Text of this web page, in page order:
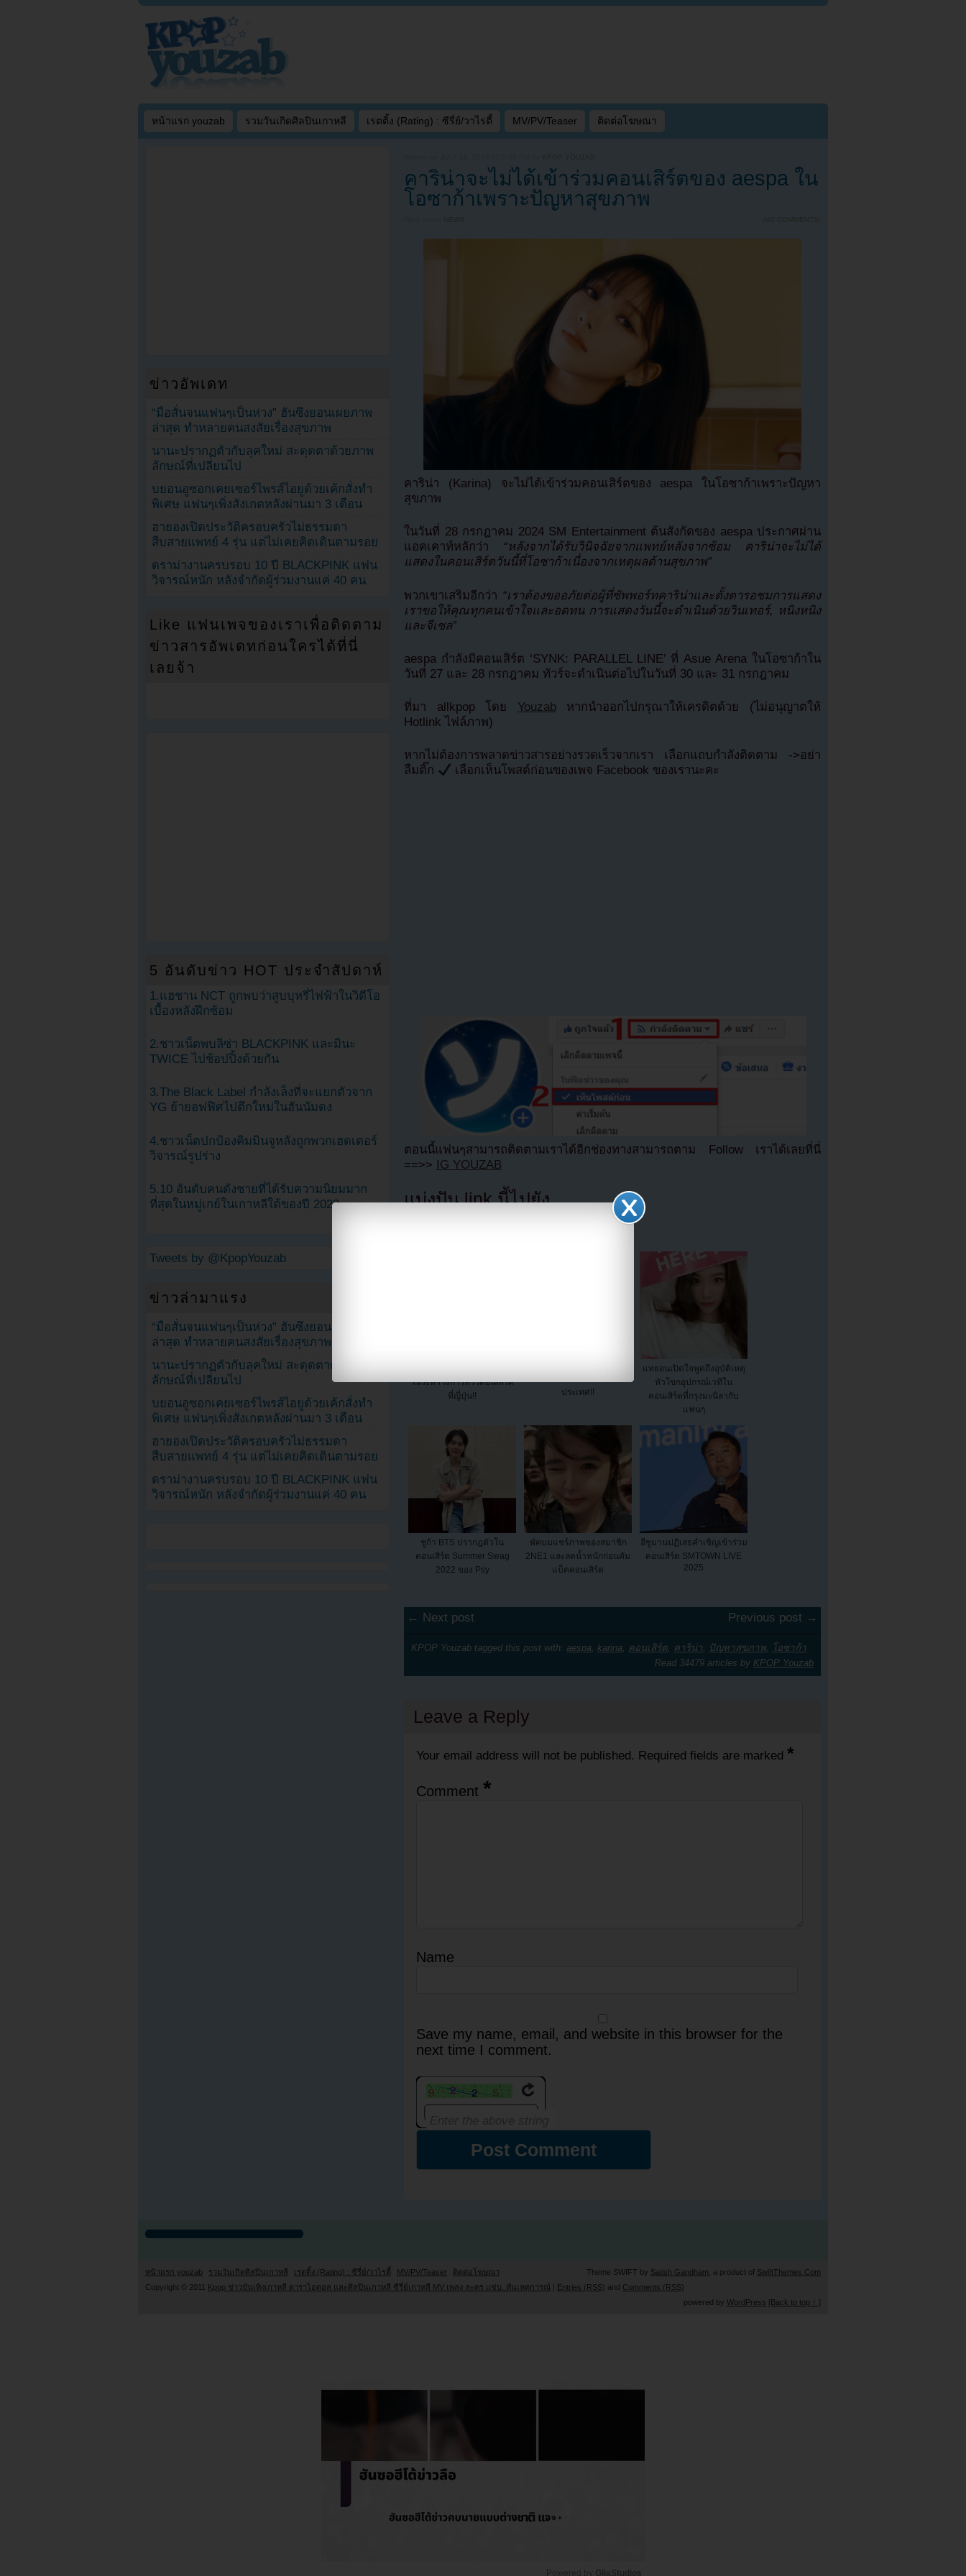
หน้าแรก youzab รวมวันเกิดศิลปินเกาหลี เรตติ้ง (Rating) : ซีรี่ย์/วาไรตี้ MV/PV/Teaser ติดต่อโฆษณา
KPOP YOUZAB
คาริน่าจะไม่ได้เข้าร่วมคอนเสิร์ตของ aespa ใน
โอซาก้าเพราะปัญหาสุขภาพ
NEWS NO COMMENTS
คาริน่า (Karina) จะไม่ได้เข้าร่วมคอนเสิร์ตของ aespa ในโอซาก้าเพราะปัญหา
สุขภาพ
ในวันที่ 28 กรกฎาคม 2024 SM Entertainment ต้นสังกัดของ aespa ประกาศผ่าน
แอคเคาท์หลักว่า “หลังจากได้รับวินิจฉัยจากแพทย์หลังจากซ้อม คาริน่าจะไม่ได้
แสดงในคอนเสิร์ตวันนี้ที่โอซาก้าเนื่องจากเหตุผลด้านสุขภาพ”
พวกเขาเสริมอีกว่า “เราต้องขออภัยต่อผู้ที่ซัพพอร์ทคาริน่าและตั้งตารอชมการแสดง
เราขอให้คุณทุกคนเข้าใจและอดทน การแสดงวันนี้จะดำเนินด้วยวินเทอร์, หนิงหนิง
และจีเซล”
aespa กำลังมีคอนเสิร์ต ‘SYNK: PARALLEL LINE’ ที่ Asue Arena ในโอซาก้าใน
วันที่ 27 และ 28 กรกฎาคม ทัวร์จะดำเนินต่อไปในวันที่ 30 และ 31 กรกฎาคม
ที่มา allkpop โดย Youzabหากนำออกไปกรุณาให้เครดิตด้วย (ไม่อนุญาตให้
Hotlink ไฟล์ภาพ)
หากไม่ต้องการพลาดข่าวสารอย่างรวดเร็วจากเรา เลือกแถบกำลังติดตาม ->อย่า
ลืมติ๊ก
เลือกเห็นโพสต์ก่อนของเพจ Facebook ของเรานะคะ
ตอนนี้แฟนๆสามารถติดตามเราได้อีกช่องทางสามารถตาม Follow เราได้เลยที่นี่
==>> IG YOUZAB
แบ่งปัน link นี้ไปยัง
ในระหว่างการทัวร์คอนเสิร์ต
ที่ญี่ปุ่น!!
ประเทศ!!
แทยอนเปิดใจพูดถึงอุบัติเหตุ
หัวโขกอุปกรณ์เวทีใน
คอนเสิร์ตที่กรุงมะนิลากับ
แฟนๆ
ชูก้า BTS ปรากฎตัวใน
คอนเสิร์ต Summer Swag
2022 ของ Psy
พัคบมแชร์ภาพของสมาชิก
2NE1 และลดน้ำหนักก่อนคัม
แบ็คคอนเสิร์ต
อีซูมานปฏิเสธคำเชิญเข้าร่วม
คอนเสิร์ต SMTOWN LIVE
2025
← Next post Previous post →
KPOP Youzab tagged this post with: aespa, karina, คอนเสิร์ต, คาริน่า, ปัญหาสุขภาพ, โอซาก้า
Read 34479 articles by KPOP Youzab
Leave a Reply
Your email address will not be published. Required fields are marked *
Comment *
Name
Save my name, email, and website in this browser for the
next time I comment.
ข่าวอัพเดท
“มือสั่นจนแฟนๆเป็นห่วง” ฮันซึงยอนเผยภาพ
ล่าสุด ทำหลายคนสงสัยเรื่องสุขภาพ
นานะปรากฏตัวกับลุคใหม่ สะดุดตาด้วยภาพ
ลักษณ์ที่เปลี่ยนไป
บยอนอูซอกเคยเซอร์ไพรส์ไอยูด้วยเค้กสั่งทำ
พิเศษ แฟนๆเพิ่งสังเกตหลังผ่านมา 3 เดือน
ฮายองเปิดประวัติครอบครัวไม่ธรรมดา
สืบสายแพทย์ 4 รุ่น แต่ไม่เคยคิดเดินตามรอย
ดราม่างานครบรอบ 10 ปี BLACKPINK แฟน
วิจารณ์หนัก หลังจำกัดผู้ร่วมงานแค่ 40 คน
Like แฟนเพจของเราเพื่อติดตาม
ข่าวสารอัพเดทก่อนใครได้ที่นี่
เลยจ้า
5 อันดับข่าว HOT ประจำสัปดาห์
1.แฮชาน NCT ถูกพบว่าสูบบุหรี่ไฟฟ้าในวิดีโอ
เบื้องหลังฝึกซ้อม
2.ชาวเน็ตพบลิซ่า BLACKPINK และมินะ
TWICE ไปช้อปปิ้งด้วยกัน
3.The Black Label กำลังเล็งที่จะแยกตัวจาก
YG ย้ายอฟฟิศไปตึกใหม่ในฮันนัมดง
4.ชาวเน็ตปกป้องคิมมินจูหลังถูกพวกเฮดเตอร์
วิจารณ์รูปร่าง
5.10 อันดับคนดังชายที่ได้รับความนิยมมาก
ที่สุดในหมู่เกย์ในเกาหลีใต้ของปี 2023
Tweets by @KpopYouzab
ข่าวล่ามาแรง
“มือสั่นจนแฟนๆเป็นห่วง” ฮันซึงยอนเผยภาพ
ล่าสุด ทำหลายคนสงสัยเรื่องสุขภาพ
นานะปรากฏตัวกับลุคใหม่ สะดุดตาด้วยภาพ
ลักษณ์ที่เปลี่ยนไป
บยอนอูซอกเคยเซอร์ไพรส์ไอยูด้วยเค้กสั่งทำ
พิเศษ แฟนๆเพิ่งสังเกตหลังผ่านมา 3 เดือน
ฮายองเปิดประวัติครอบครัวไม่ธรรมดา
สืบสายแพทย์ 4 รุ่น แต่ไม่เคยคิดเดินตามรอย
ดราม่างานครบรอบ 10 ปี BLACKPINK แฟน
วิจารณ์หนัก หลังจำกัดผู้ร่วมงานแค่ 40 คน
หน้าแรก youzab รวมวันเกิดศิลปินเกาหลี เรตติ้ง (Rating) : ซีรี่ย์/วาไรตี้ MV/PV/Teaser ติดต่อโฆษณา Theme SWIFT by Satish Gandham, a product of SwiftThemes.Com
Copyright © 2011 Kpop ข่าวบันเทิงเกาหลี ดาราไอดอล และศิลปินเกาหลี ซีรี่ย์เกาหลี MV เพลง ละคร แซ่บ..ทันเหตุการณ์ Entries (RSS) and Comments (RSS)
powered by WordPress [Back to top ↑ ]
Powered by GliaStudios